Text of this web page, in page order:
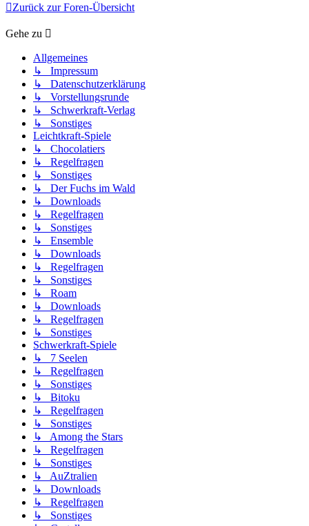
Zurück zur Foren-Übersicht
Gehe zu
Allgemeines
↳ Impressum
↳ Datenschutzerklärung
↳ Vorstellungsrunde
↳ Schwerkraft-Verlag
↳ Sonstiges
Leichtkraft-Spiele
↳ Chocolatiers
↳ Regelfragen
↳ Sonstiges
↳ Der Fuchs im Wald
↳ Downloads
↳ Regelfragen
↳ Sonstiges
↳ Ensemble
↳ Downloads
↳ Regelfragen
↳ Sonstiges
↳ Roam
↳ Downloads
↳ Regelfragen
↳ Sonstiges
Schwerkraft-Spiele
↳ 7 Seelen
↳ Regelfragen
↳ Sonstiges
↳ Bitoku
↳ Regelfragen
↳ Sonstiges
↳ Among the Stars
↳ Regelfragen
↳ Sonstiges
↳ AuZtralien
↳ Downloads
↳ Regelfragen
↳ Sonstiges